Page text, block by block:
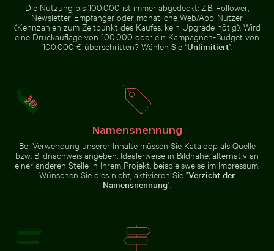
Gelber Webervogel baut ein Nest
in der Natur
Graureiher am Wasser sitzend
Neugierige Katze lugt unter weißem Tuch hervor
Neugierige Katze lugt unter
weißem Tuch hervor
Felsige Küste am Paradise
Felsige Küste am Paradise Beach,
Kos
Unteransicht der Brooklyn-Brücke mit Skyline von
Küstendünengräser am
Die Nutzung bis 100.000 ist immer abgedeckt: Z.B. Follower,
Newsletter-Empfänger oder monatliche Web/App-Nutzer
(Kennzahlen zum Zeitpunkt des Kaufes, kein Upgrade nötig). Wird
eine Druckauflage von 100.000 oder ein Kampagnen-Budget von
100.000 € überschritten? Wählen Sie “Unlimitiert”.
Namensnennung
Bei Verwendung unserer Inhalte müssen Sie Kataloop als Quelle
bzw. Bildnachweis angeben. Idealerweise in Bildnähe, alternativ an
einer anderen Stelle in Ihrem Projekt, beispielsweise im Impressum.
Wünschen Sie dies nicht, aktivieren Sie "Verzicht der
Namensnennung".